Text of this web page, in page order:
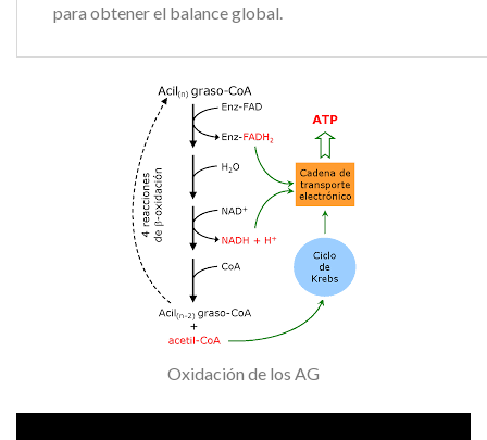
para obtener el balance global.
Oxidación de los AG